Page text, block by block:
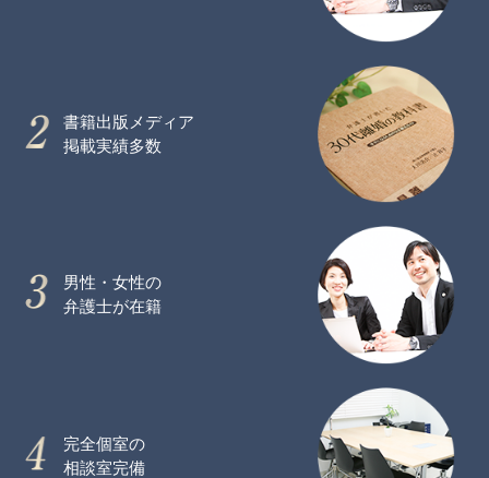
書籍出版メディア
掲載実績多数
男性・女性の
弁護士が在籍
完全個室の
相談室完備